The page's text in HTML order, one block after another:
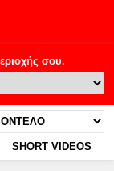
SHORT VIDEOS